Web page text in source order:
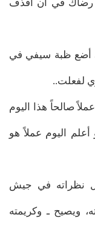
رضاك في أن أقذف
أضع ظبة سيفي في
لفعلت..
صالحاً هذا اليوم
اليوم عملاً هو
نظراته في جيش
ويصيح ـ وكريمته